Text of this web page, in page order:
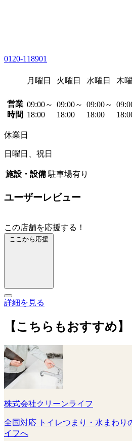
0120-118901
月曜日 火曜日 水曜日 木
営業
時間
09:00～
18:00
09:00～
18:00
09:00～
18:00
休業日
日曜日、祝日
施設・設備 駐車場有り
ユーザーレビュー
この店舗を応援する！
ここから応援
詳細を見る
【こちらもおすすめ】
株式会社クリーンライフ
全国対応 トイレつまり・水まわり
イフへ